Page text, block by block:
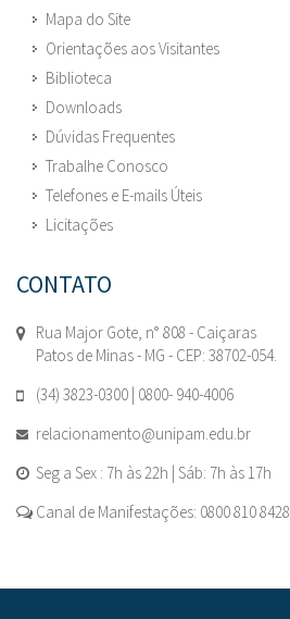
Mapa do Site
Orientações aos Visitantes
Biblioteca
Downloads
Dúvidas Frequentes
Trabalhe Conosco
Telefones e E-mails Úteis
Licitações
CONTATO
Rua Major Gote, n° 808 - Caiçaras
Patos de Minas - MG - CEP: 38702-054.
(34) 3823-0300 | 0800- 940-4006
relacionamento@unipam.edu.br
Seg a Sex : 7h às 22h | Sáb: 7h às 17h
Canal de Manifestações: 0800 810 8428